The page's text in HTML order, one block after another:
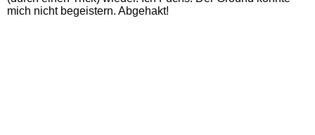
mich nicht begeistern. Abgehakt!